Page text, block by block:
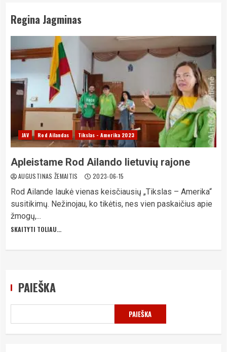
Regina Jagminas
JAV Rod Ailandas Tikslas - Amerika 2023
Apleistame Rod Ailando lietuvių rajone
AUGUSTINAS ŽEMAITIS 2023-06-15
Rod Ailande laukė vienas keisčiausių „Tikslas – Amerika“
susitikimų. Nežinojau, ko tikėtis, nes vien paskaičius apie
žmogų,...
SKAITYTI TOLIAU...
PAIEŠKA
PAIEŠKA